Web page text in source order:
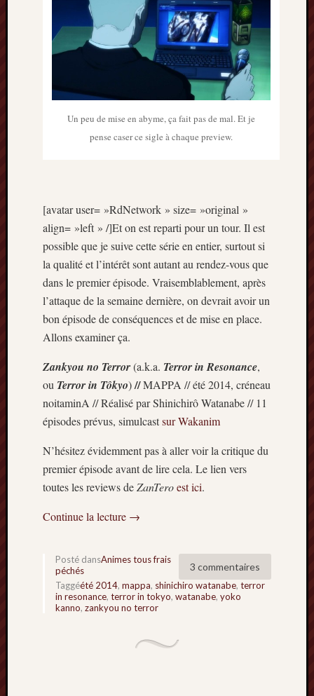
Un peu de mise en abyme, ça fait pas de mal. Et je
pense caser ce sigle à chaque preview.
[avatar user= »RdNetwork » size= »original »
align= »left » /]Et on est reparti pour un tour. Il est
possible que je suive cette série en entier, surtout si
la qualité et l’intérêt sont autant au rendez-vous que
dans le premier épisode. Vraisemblablement, après
l’attaque de la semaine dernière, on devrait avoir un
bon épisode de conséquences et de mise en place.
Allons examiner ça.
Zankyou no Terror(a.k.a. Terror in Resonance,
ou Terror in Tôkyo)//MAPPA // été 2014, créneau
noitaminA // Réalisé par Shinichirô Watanabe // 11
épisodes prévus, simulcastsur Wakanim
N’hésitez évidemment pas à aller voir la critique du
premier épisode avant de lire cela. Le lien vers
toutes les reviews deZanTeroest ici.
Continue la lecture →
3 commentaires
Posté dansAnimes tous frais
péchés
Taggéété 2014, mappa, shinichiro watanabe, terror
in resonance, terror in tokyo, watanabe, yoko
kanno, zankyou no terror